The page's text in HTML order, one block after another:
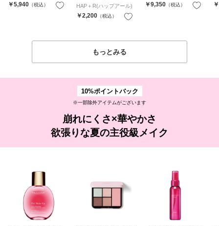
￥5,940 （税込） お気に入り
HAP＋R(ハップアール)
￥2,200 （税込）
￥9,350 （税込）
もっとみる
10%ポイントバック
※一部除外アイテムがございます
崩れにくさ×華やかさ
欲張りな夏の主役級メイク